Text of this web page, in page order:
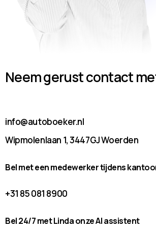
Neem gerust contact
info@autoboeker.nl
Wipmolenlaan 1, 3447GJ Woerden
Bel met een medewerker tijdens
+31 85 081 8900
Bel 24/7 met Linda onze AI assistent